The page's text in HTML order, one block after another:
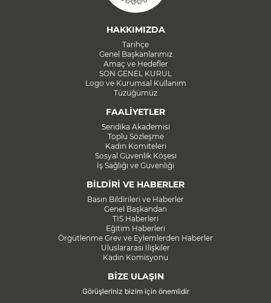
HAKKIMIZDA
Tarihçe
Genel Başkanlarımız
Amaç ve Hedefler
SON GENEL KURUL
Logo ve Kurumsal Kullanım
Tüzüğümüz
FAALİYETLER
Sendika Akademisi
Toplu Sözleşme
Kadın Komiteleri
Sosyal Güvenlik Köşesi
İş Sağlığı ve Güvenliği
BİLDİRİ VE HABERLER
Basın Bildirileri ve Haberler
Genel Başkandan
TİS Haberleri
Eğitim Haberleri
Örgütlenme Grev ve Eylemlerden Haberler
Uluslararası İlişkiler
Kadın Komisyonu
BİZE ULAŞIN
Görüşleriniz bizim için önemlidir